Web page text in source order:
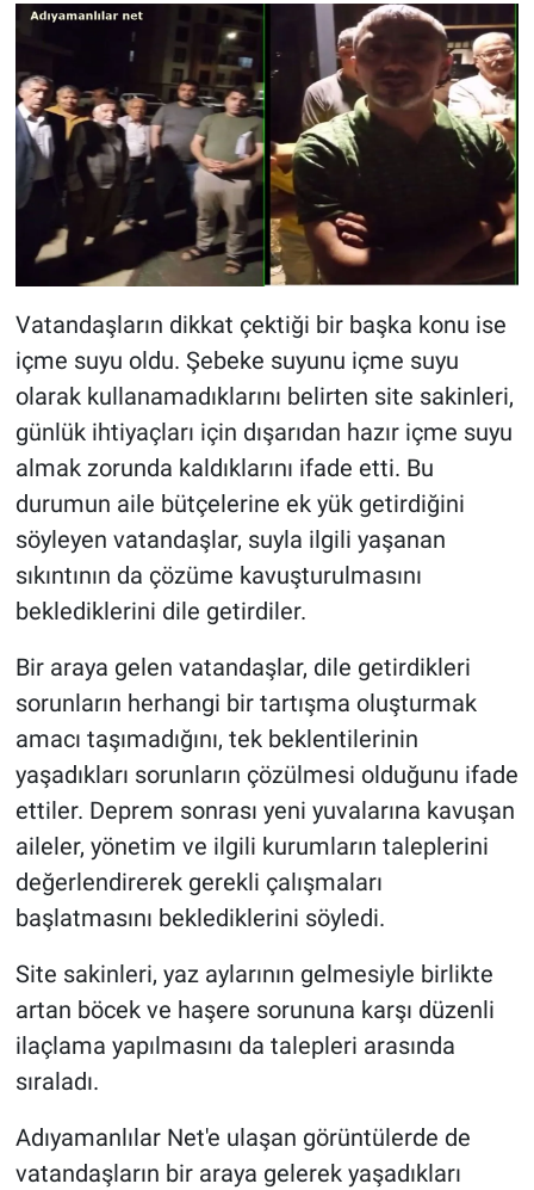
Vatandaşların dikkat çektiği bir başka konu ise
içme suyu oldu. Şebeke suyunu içme suyu
olarak kullanamadıklarını belirten site sakinleri,
günlük ihtiyaçları için dışarıdan hazır içme suyu
almak zorunda kaldıklarını ifade etti. Bu
durumun aile bütçelerine ek yük getirdiğini
söyleyen vatandaşlar, suyla ilgili yaşanan
sıkıntının da çözüme kavuşturulmasını
beklediklerini dile getirdiler.
Bir araya gelen vatandaşlar, dile getirdikleri
sorunların herhangi bir tartışma oluşturmak
amacı taşımadığını, tek beklentilerinin
yaşadıkları sorunların çözülmesi olduğunu ifade
ettiler. Deprem sonrası yeni yuvalarına kavuşan
aileler, yönetim ve ilgili kurumların taleplerini
değerlendirerek gerekli çalışmaları
başlatmasını beklediklerini söyledi.
Site sakinleri, yaz aylarının gelmesiyle birlikte
artan böcek ve haşere sorununa karşı düzenli
ilaçlama yapılmasını da talepleri arasında
sıraladı.
Adıyamanlılar Net'e ulaşan görüntülerde de
vatandaşların bir araya gelerek yaşadıkları